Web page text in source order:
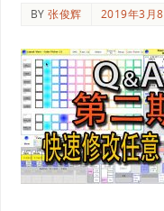
BY张俊辉 2019年3月